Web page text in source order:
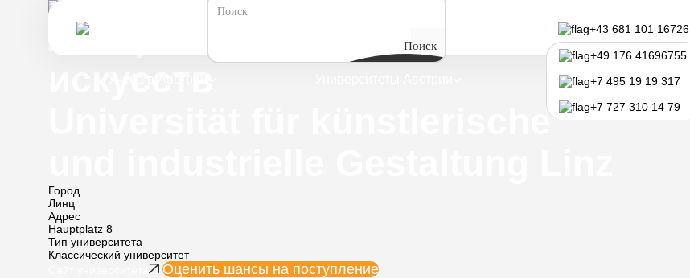
Поиск
+43 681 101 16726
+49 176 41696755
+7 495 19 19 317
+7 727 310 14 79
Программы обучения
Все университеты Австрии
Линцский университет
Universität für künstlerische
Город
Линц
Адрес
Hauptplatz 8
Тип университета
Классический университет
Оценить шансы на поступление